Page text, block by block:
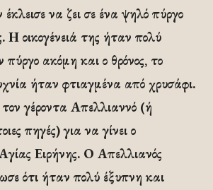
να ζει σε ένα ψηλό πύργο
Η οικογένειά της ήταν πολύ
πύργο ακόμη και ο θρόνος, το
ήταν φτιαγμένα από χρυσάφι.
τον γέροντα Απελλιαννό (ή
πηγές) για να γίνει ο
Ειρήνης. Ο Απελλιανός
ότι ήταν πολύ έξυπνη και